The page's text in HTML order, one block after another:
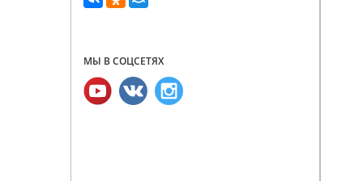
50-52
52-54
54
МЫ В СОЦСЕТЯХ